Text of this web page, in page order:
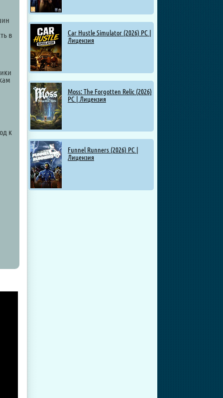
Car Hustle Simulator (2026) PC |
Лицензия
Moss: The Forgotten Relic (2026)
PC | Лицензия
Funnel Runners (2026) PC |
Лицензия
в
к